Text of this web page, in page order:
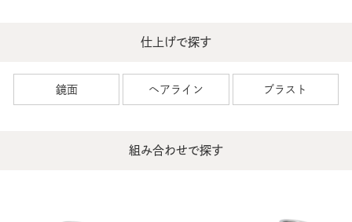
仕上げで探す
鏡面 ヘアライン ブラスト
組み合わせで探す